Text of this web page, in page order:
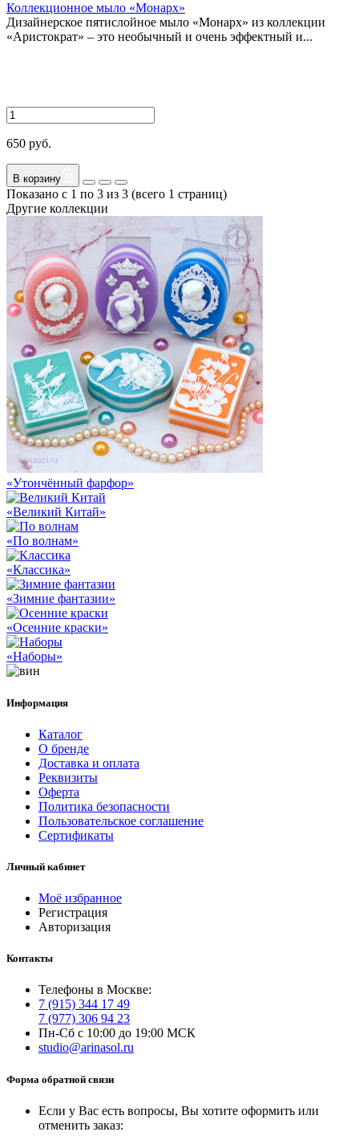
Коллекционное мыло «Монарх»
Дизайнерское пятислойное мыло «Монарх» из коллекции
«Аристократ» – это необычный и очень эффектный и...
650 руб.
В корзину
Показано с 1 по 3 из 3 (всего 1 страниц)
Другие коллекции
«Утончённый фарфор»
«Великий Китай»
«По волнам»
«Классика»
«Зимние фантазии»
«Осенние краски»
«Наборы»
Информация
Каталог
О бренде
Доставка и оплата
Реквизиты
Оферта
Политика безопасности
Пользовательское соглашение
Сертификаты
Личный кабинет
Моё избранное
Регистрация
Авторизация
Контакты
Телефоны в Москве:
7 (915) 344 17 49
7 (977) 306 94 23
Пн-Сб с 10:00 до 19:00 МСК
studio@arinasol.ru
Форма обратной связи
Если у Вас есть вопросы, Вы хотите оформить или
отменить заказ: